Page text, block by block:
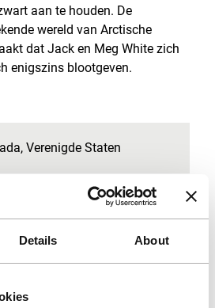
Details About
aan te houden. De
wereld van Arctische
dat Jack en Meg White zich
enigszins blootgeven.
, Verenigde Staten
2010